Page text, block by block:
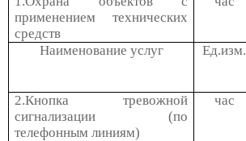
применением технических
средств
Наименование услуг
Ед.изм.
2.Кнопка тревожной
сигнализации (по
телефонным линиям)
час